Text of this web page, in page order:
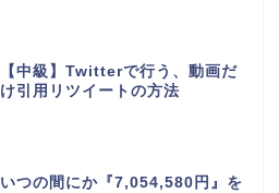
【中級】Twitterで行う、動画だ
け引用リツイートの方法
いつの間にか『7,054,580円』を